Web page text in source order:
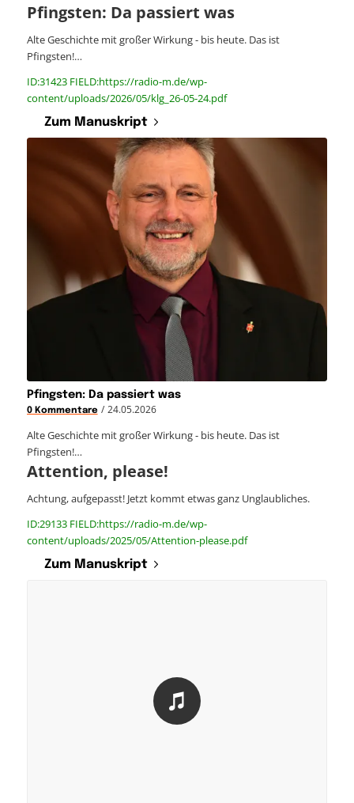
Pfingsten: Da passiert was
Alte Geschichte mit großer Wirkung - bis heute. Das ist
Pfingsten!…
ID:31423 FIELD:https://radio-m.de/wp-
content/uploads/2026/05/klg_26-05-24.pdf
Zum Manuskript
Pfingsten: Da passiert was
0 Kommentare / 24.05.2026
Alte Geschichte mit großer Wirkung - bis heute. Das ist
Pfingsten!…
Attention, please!
Achtung, aufgepasst! Jetzt kommt etwas ganz Unglaubliches.
ID:29133 FIELD:https://radio-m.de/wp-
content/uploads/2025/05/Attention-please.pdf
Zum Manuskript